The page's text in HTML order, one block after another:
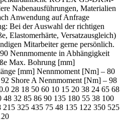
Nabenausführungen, Materialien
Anwendung auf Anfrage
Bei der Auswahl der richtigen
Elastomerhärte, Versatzausgleich)
Mitarbeiter gerne persönlich.
Nennmomente in Abhängigkeit
Max. Bohrung [mm]
[mm] Nennmoment [Nm] – 80
Shore A Nennmoment [Nm] – 98
28 18 50 60 10 15 20 38 24 65 68
48 32 85 86 90 135 180 55 38 100
325 435 75 48 135 122 350 525